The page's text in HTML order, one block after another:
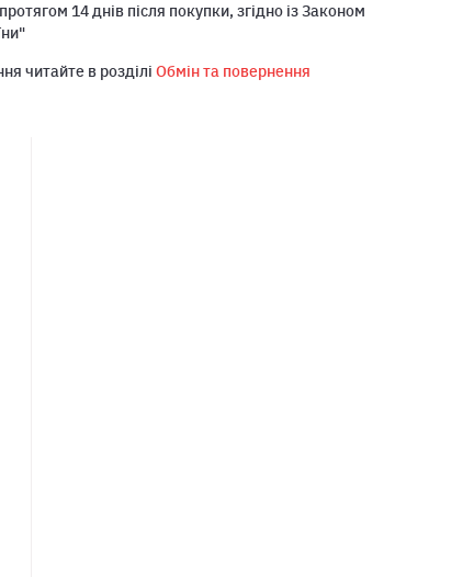
14 днів після покупки, згідно із Законом
читайте в розділі Обмін та повернення